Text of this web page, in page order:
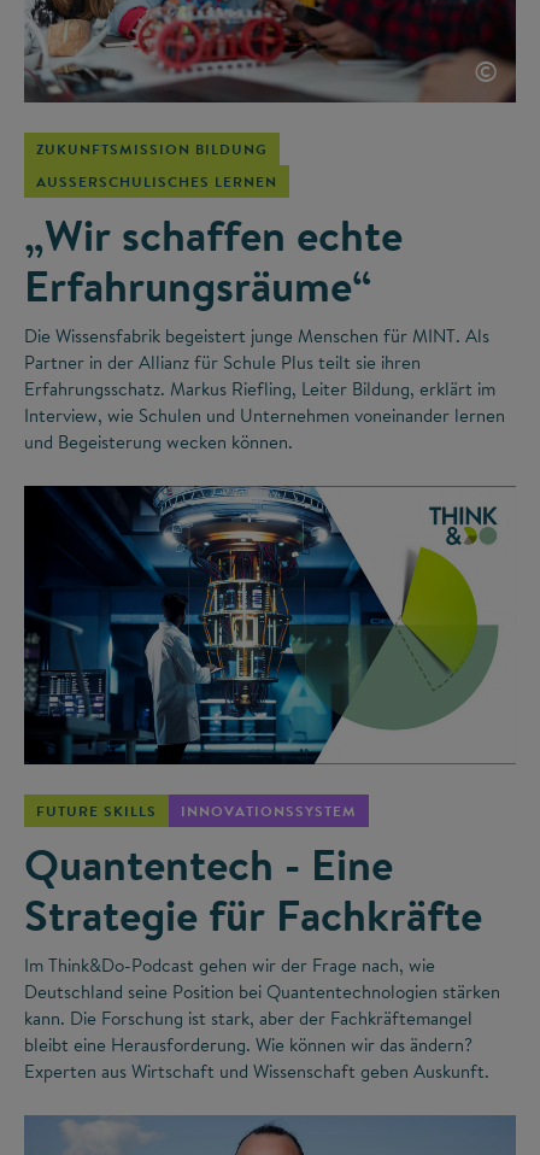
©
ZUKUNFTSMISSION BILDUNG
AUSSERSCHULISCHES LERNEN
„Wir schaffen echte
Erfahrungsräume“
Die Wissensfabrik begeistert junge Menschen für MINT. Als
Partner in der Allianz für Schule Plus teilt sie ihren
Erfahrungsschatz. Markus Riefling, Leiter Bildung, erklärt im
Interview, wie Schulen und Unternehmen voneinander lernen
und Begeisterung wecken können.
FUTURE SKILLS INNOVATIONSSYSTEM
Quantentech - Eine
Strategie für Fachkräfte
Im Think&Do-Podcast gehen wir der Frage nach, wie
Deutschland seine Position bei Quantentechnologien stärken
kann. Die Forschung ist stark, aber der Fachkräftemangel
bleibt eine Herausforderung. Wie können wir das ändern?
Experten aus Wirtschaft und Wissenschaft geben Auskunft.